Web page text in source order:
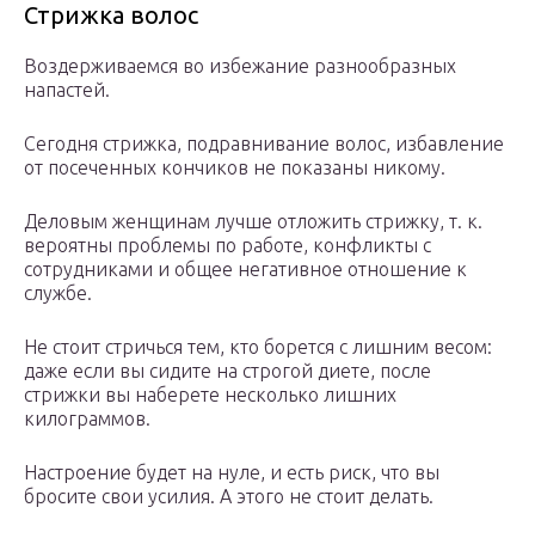
Стрижка волос
Воздерживаемся во избежание разнообразных
напастей.
Сегодня стрижка, подравнивание волос, избавление
от посеченных кончиков не показаны никому.
Деловым женщинам лучше отложить стрижку, т. к.
вероятны проблемы по работе, конфликты с
сотрудниками и общее негативное отношение к
службе.
Не стоит стричься тем, кто борется с лишним весом:
даже если вы сидите на строгой диете, после
стрижки вы наберете несколько лишних
килограммов.
Настроение будет на нуле, и есть риск, что вы
бросите свои усилия. А этого не стоит делать.